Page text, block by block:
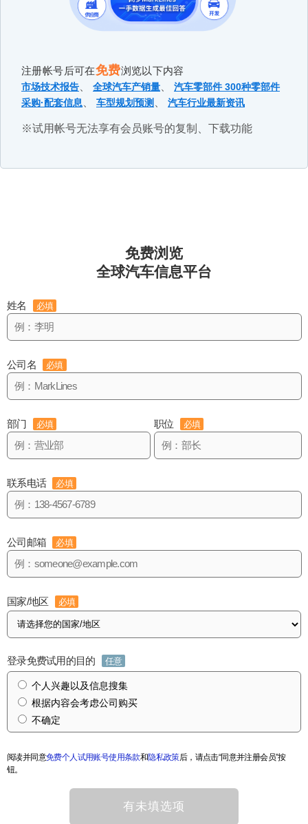
注册帐号后可在免费浏览以下内容
市场技术报告 全球汽车产销量
汽车零部件 300种零部件
采购·配套信息
车型规划预测 汽车行业最新资讯
※试用帐号无法享有会员账号的复制、下载功能
免费浏览
全球汽车信息平台
姓名 必填
公司名 必填
部门 必填 职位 必填
联系电话 必填
公司邮箱 必填
国家/地区 必填
登录免费试用的目的 任意
个人兴趣以及信息搜集
根据内容会考虑公司购买
不确定
阅读并同意免费个人试用账号使用条款和隐私政策后，请点击“同意并注册会员”按
钮。